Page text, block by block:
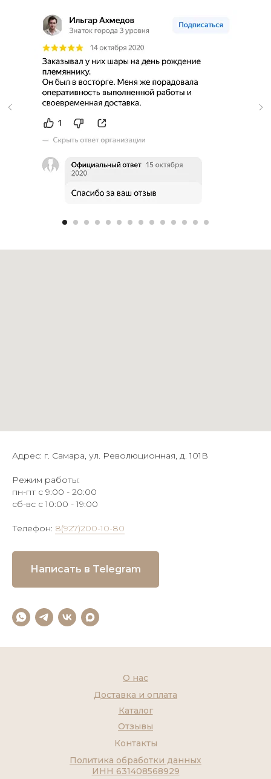
Адрес: г. Самара, ул. Революционная, д. 101В
Режим работы:
пн-пт с 9:00 - 20:00
сб-вс с 10:00 - 19:00
Телефон: 8(927)200-10-80
Написать в Telegram
Контакты
Каталог
О нас
Доставка и оплата
Отзывы
Политика обработки данных
ИНН 631408568929